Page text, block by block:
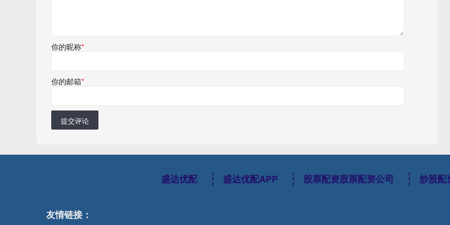
你的昵称*
你的邮箱*
提交评论
盛达优配 盛达优配APP 股票配资股票配资公司 炒股配
友情链接：